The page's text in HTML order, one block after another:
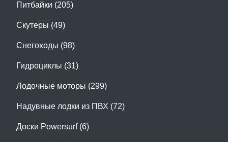
Питбайки (205)
Скутеры (49)
Снегоходы (98)
Гидроциклы (31)
Лодочные моторы (299)
Надувные лодки из ПВХ (72)
Доски Powersurf (6)